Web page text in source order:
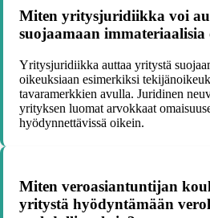
Miten yritysjuridiikka voi
suojaamaan immateriaalisia
Yritysjuridiikka auttaa yritystä
oikeuksiaan esimerkiksi
tavaramerkkien avulla. Juridinen
yrityksen luomat arvokkaat
hyödynnettävissä oikein.
Miten veroasiantuntijan
yritystä hyödyntämään